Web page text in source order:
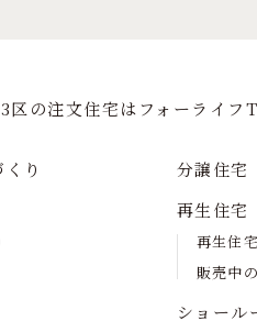
区の注⽂住宅はフォーライフ
り
分譲住宅
再生住宅
再生住
販売中
ショール